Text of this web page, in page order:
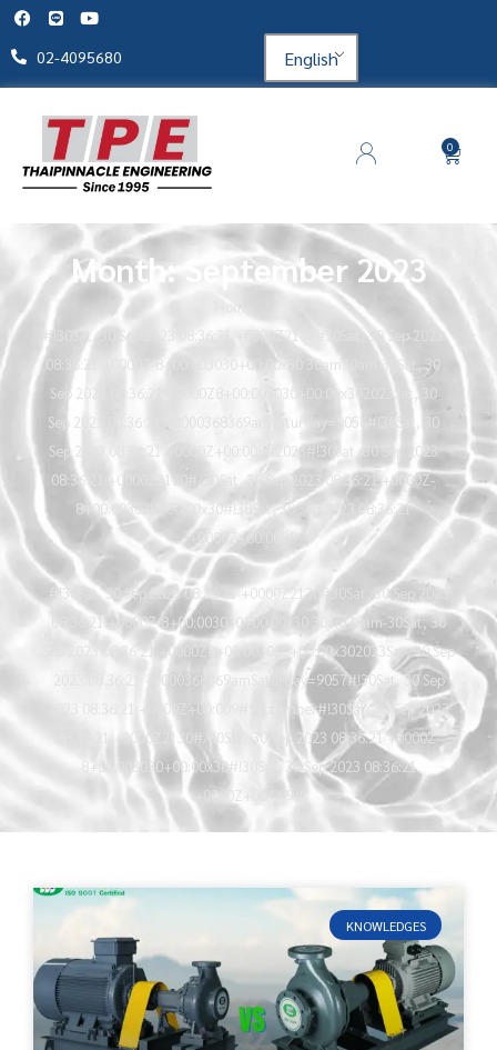
02-4095680 English
0
Month: September 2023
Home
#!30Sat, 30 Sep 2023 08:36:21 +0000Z2130#30Sat, 30 Sep 2023
08:36:21 +0000Z-8+00:003030+00:00x30 30am30am-30Sat, 30
Sep 2023 08:36:21 +0000Z8+00:003030+00:00x302023Sat, 30
Sep 2023 08:36:21 +0000368369amSaturday=9056#!30Sat, 30
Sep 2023 08:36:21 +0000Z+00:009#2023#!30Sat, 30 Sep 2023
08:36:21 +0000Z2130#/30Sat, 30 Sep 2023 08:36:21 +0000Z-
8+00:003030+00:00x30#!30Sat, 30 Sep 2023 08:36:21
+0000Z+00:009#
#!30Sat, 30 Sep 2023 08:36:21 +0000Z2130#30Sat, 30 Sep 2023
08:36:21 +0000Z-8+00:003030+00:00x30 30am30am-30Sat, 30
Sep 2023 08:36:21 +0000Z8+00:003030+00:00x302023Sat, 30 Sep
2023 08:36:21 +0000368369amSaturday=9057#!30Sat, 30 Sep
2023 08:36:21 +0000Z+00:009#September#!30Sat, 30 Sep 2023
08:36:21 +0000Z2130#/30Sat, 30 Sep 2023 08:36:21 +0000Z-
8+00:003030+00:00x30#!30Sat, 30 Sep 2023 08:36:21
+0000Z+00:009#
KNOWLEDGES